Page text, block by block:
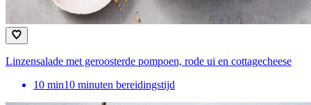
Linzensalade met geroosterde pompoen, rode ui en cottagecheese
10 min10 minuten bereidingstijd